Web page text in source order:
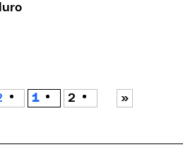
1 2 »